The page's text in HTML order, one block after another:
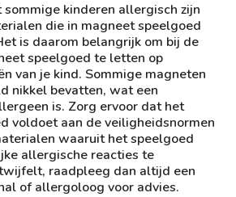
kinderen allergisch zijn
die in magneet speelgoed
is daarom belangrijk om bij de
speelgoed te letten op
van je kind. Sommige magneten
nikkel bevatten, wat een
is. Zorg ervoor dat het
voldoet aan de veiligheidsnormen
waaruit het speelgoed
allergische reacties te
raadpleeg dan altijd een
of allergoloog voor advies.